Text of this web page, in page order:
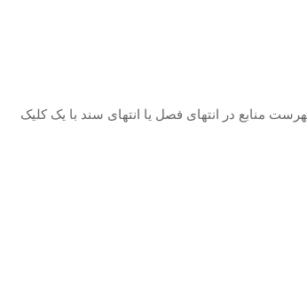
منابع در انتهای فصل یا انتهای سند با یک کلیک